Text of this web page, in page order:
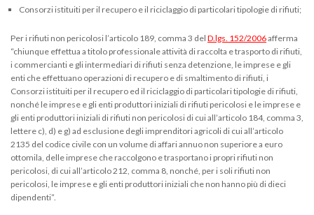
Consorzi istituiti per il recupero e il riciclaggio di particolari tipologie di rifiuti;
Per i rifiuti non pericolosi l’articolo 189, comma 3 del D.lgs. 152/2006afferma
“chiunque effettua a titolo professionale attività di raccolta e trasporto di rifiuti,
i commercianti e gli intermediari di rifiuti senza detenzione, le imprese e gli
enti che effettuano operazioni di recupero e di smaltimento di rifiuti, i
Consorzi istituiti per il recupero ed il riciclaggio di particolari tipologie di rifiuti,
nonché le imprese e gli enti produttori iniziali di rifiuti pericolosi e le imprese e
gli enti produttori iniziali di rifiuti non pericolosi di cui all’articolo 184, comma 3,
lettere c), d) e g) ad esclusione degli imprenditori agricoli di cui all’articolo
2135 del codice civile con un volume di affari annuo non superiore a euro
ottomila, delle imprese che raccolgono e trasportano i propri rifiuti non
pericolosi, di cui all’articolo 212, comma 8, nonché, per i soli rifiuti non
pericolosi, le imprese e gli enti produttori iniziali che non hanno più di dieci
dipendenti”.